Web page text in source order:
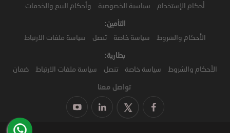
أحكام الإستخدام سياسية الخصوصية وأحكام البيع والخدمات
التأمين:
الأحكام والشروط سياسة خاصة تنصل سياسة ملفات الارتباط
بطارية:
الأحكام والشروط سياسة خاصة تنصل سياسة ملفات الارتباط ضمان
تواصل معنا